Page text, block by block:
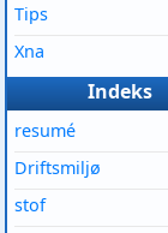
Tips
Xna
Indeks
resumé
Driftsmiljø
stof